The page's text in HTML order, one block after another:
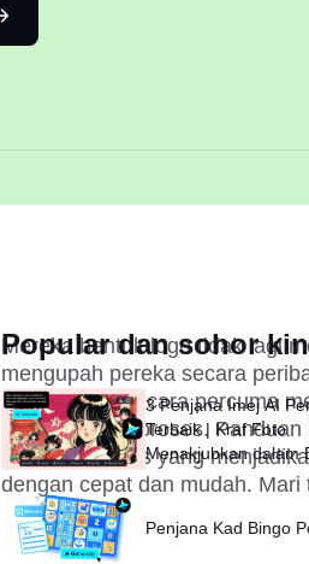
Mereka bentuk logo tidak lagi
mengupah pereka secara
dalam talian secara percuma
memudahkan proses.
platform teratas yang
dengan cepat dan mudah. Mari
Popular dan sohor
3 Penjana Imej AI
Terbaik | Kraf Foto
Menakjubkan dalam
Saat
Penjana Kad Bingo